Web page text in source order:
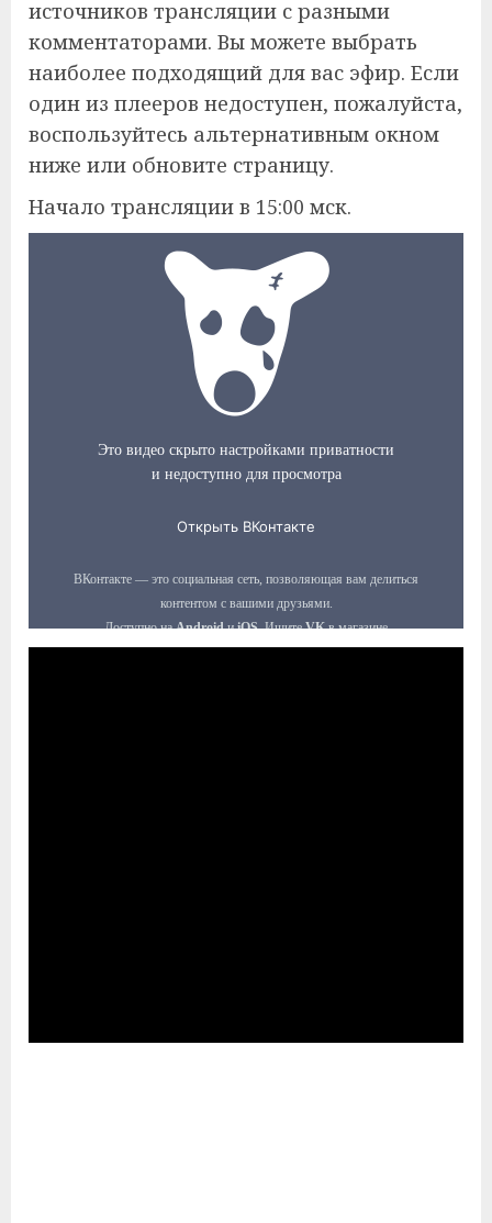
источников трансляции с разными
комментаторами. Вы можете выбрать
наиболее подходящий для вас эфир. Если
один из плееров недоступен, пожалуйста,
воспользуйтесь альтернативным окном
ниже или обновите страницу.
Начало трансляции в 15:00 мск.